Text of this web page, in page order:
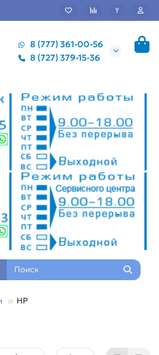
₸
8 (777) 361-00-56
8 (727) 379-15-36
HP